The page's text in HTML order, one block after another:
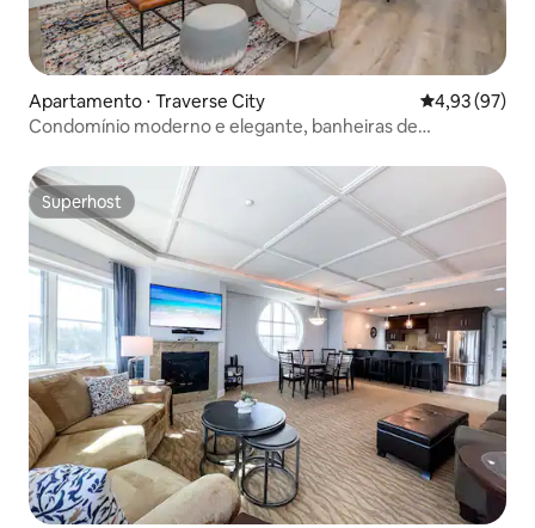
Apartamento ⋅ Traverse City 4,93 de uma
4,93 (97)
Condomínio moderno e elegante, banheiras de
Superhost
Superhost